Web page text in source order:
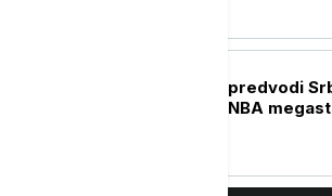
Nikola Jokić opet predvodi
kvalifikcijama: Uz NBA